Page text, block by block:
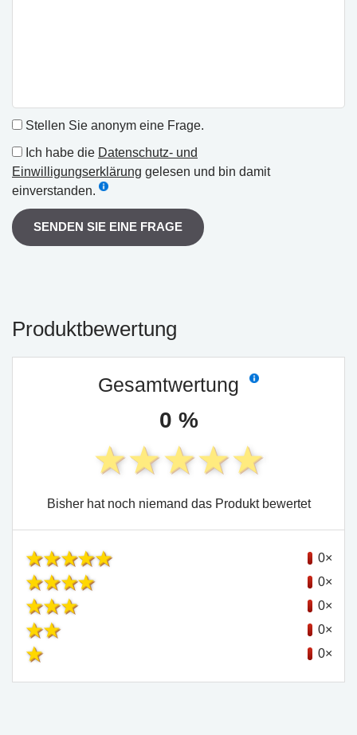
Stellen Sie anonym eine Frage.
Ich habe die Datenschutz- und
Einwilligungserklärung gelesen und bin damit
einverstanden.
SENDEN SIE EINE FRAGE
Produktbewertung
Gesamtwertung
0 %
Bisher hat noch niemand das Produkt bewertet
0×
0×
0×
0×
0×